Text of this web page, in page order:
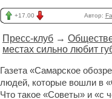
+17.00 Автор:
Пресс-клуб →
местах сильно любит
Газета «Самарское
людей, которые вошли в
Что такое «Советы» и «с